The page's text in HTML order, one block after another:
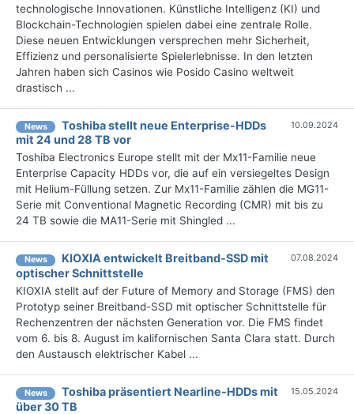
technologische Innovationen. Künstliche Intelligenz (KI) und
Blockchain-Technologien spielen dabei eine zentrale Rolle.
Diese neuen Entwicklungen versprechen mehr Sicherheit,
Effizienz und personalisierte Spielerlebnisse. In den letzten
Jahren haben sich Casinos wie Posido Casino weltweit
drastisch ...
News
Toshiba stellt neue Enterprise-HDDs
mit 24 und 28 TB vor
10.09.2024
Toshiba Electronics Europe stellt mit der Mx11-Familie neue
Enterprise Capacity HDDs vor, die auf ein versiegeltes Design
mit Helium-Füllung setzen. Zur Mx11-Familie zählen die MG11-
Serie mit Conventional Magnetic Recording (CMR) mit bis zu
24 TB sowie die MA11-Serie mit Shingled ...
News
KIOXIA entwickelt Breitband-SSD mit
optischer Schnittstelle
07.08.2024
KIOXIA stellt auf der Future of Memory and Storage (FMS) den
Prototyp seiner Breitband-SSD mit optischer Schnittstelle für
Rechenzentren der nächsten Generation vor. Die FMS findet
vom 6. bis 8. August im kalifornischen Santa Clara statt. Durch
den Austausch elektrischer Kabel ...
News
Toshiba präsentiert Nearline-HDDs mit
über 30 TB
15.05.2024